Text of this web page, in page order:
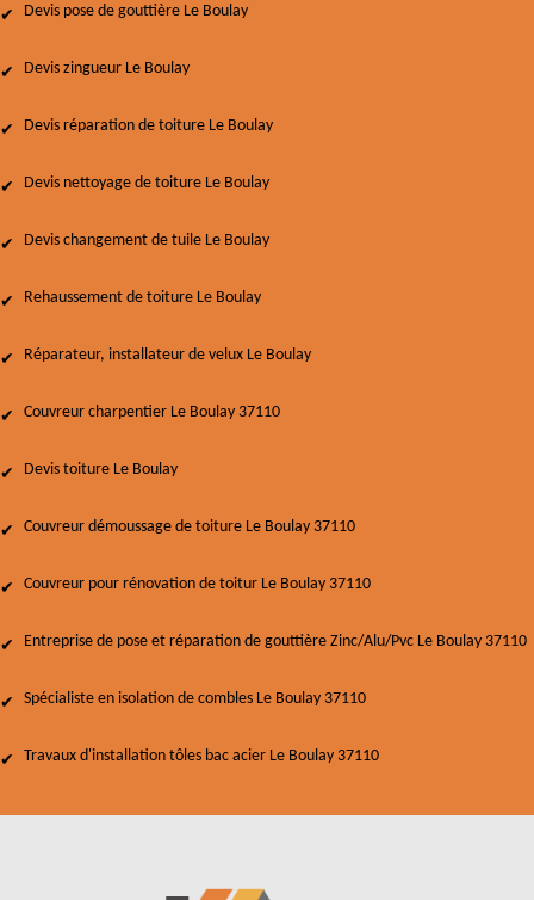
Devis pose de gouttière Le Boulay
Devis zingueur Le Boulay
Devis réparation de toiture Le Boulay
Devis nettoyage de toiture Le Boulay
Devis changement de tuile Le Boulay
Rehaussement de toiture Le Boulay
Réparateur, installateur de velux Le Boulay
Couvreur charpentier Le Boulay 37110
Devis toiture Le Boulay
Couvreur démoussage de toiture Le Boulay 37110
Couvreur pour rénovation de toitur Le Boulay 37110
Entreprise de pose et réparation de gouttière Zinc/Alu/Pvc Le Boulay 37110
Spécialiste en isolation de combles Le Boulay 37110
Travaux d'installation tôles bac acier Le Boulay 37110